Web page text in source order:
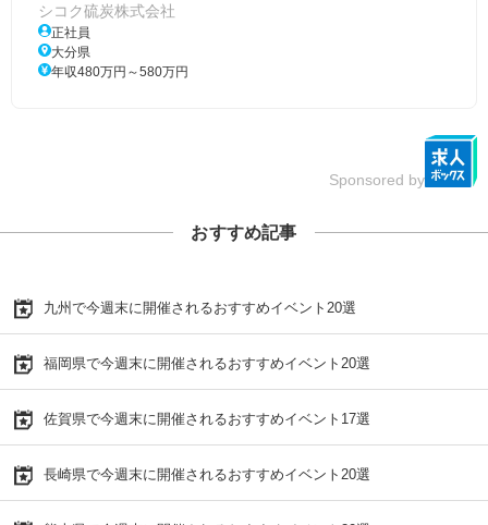
シコク硫炭株式会社
正社員
大分県
年収480万円～580万円
Sponsored by
おすすめ記事
九州で今週末に開催されるおすすめイベント20選
福岡県で今週末に開催されるおすすめイベント20選
佐賀県で今週末に開催されるおすすめイベント17選
長崎県で今週末に開催されるおすすめイベント20選